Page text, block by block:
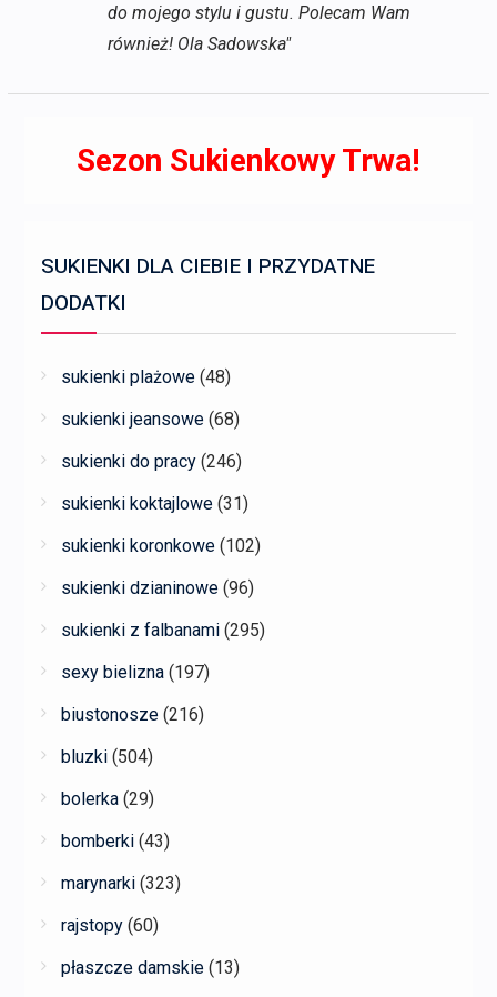
do mojego stylu i gustu. Polecam Wam
również! Ola Sadowska"
Sezon Sukienkowy Trwa!
SUKIENKI DLA CIEBIE I PRZYDATNE
DODATKI
sukienki plażowe (48)
sukienki jeansowe (68)
sukienki do pracy (246)
sukienki koktajlowe (31)
sukienki koronkowe (102)
sukienki dzianinowe (96)
sukienki z falbanami (295)
sexy bielizna (197)
biustonosze (216)
bluzki (504)
bolerka (29)
bomberki (43)
marynarki (323)
rajstopy (60)
płaszcze damskie (13)